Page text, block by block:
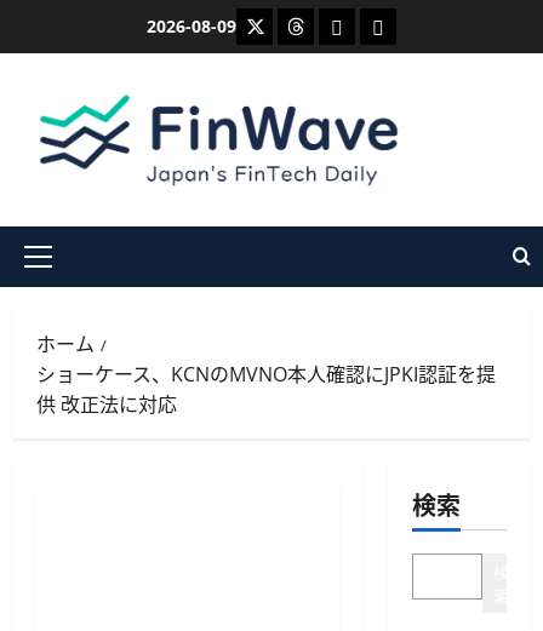
2026-08-09 X ThreadsBlueskyMastodon
メ
メ
ニ
ュ
ホーム
ショーケース、KCNのMVNO本人確認にJPKI認証を提
供 改正法に対応
検索